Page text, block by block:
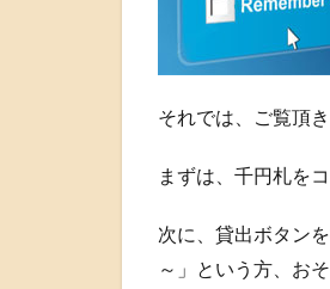
それでは、ご覧頂
まずは、千円札を
次に、貸出ボタン
～」という方、お